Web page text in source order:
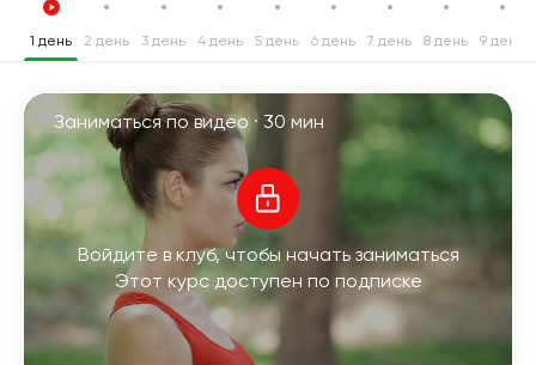
1 день 2 день 3 день 4 день 5 день 6 день 7 день 8 день 9 день
Заниматься по видео · 30 мин
Войдите в клуб, чтобы начать заниматься
Этот курс доступен по подписке